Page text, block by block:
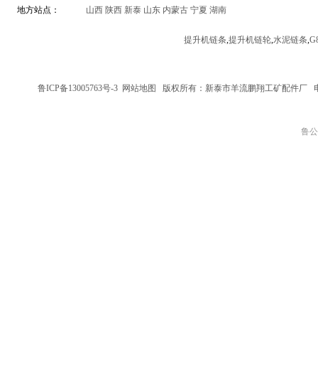
地方站点： 山西 陕西 新泰 山东 内蒙古 宁夏 湖南
提升机链条,提升机链轮,水泥链条,
鲁ICP备13005763号-3 网站地图 版权所有：新泰市羊流鹏翔工矿配件厂
鲁